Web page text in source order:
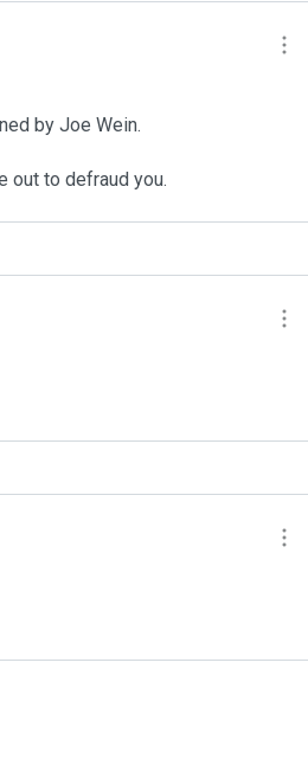
by Joe Wein.
out to defraud you.